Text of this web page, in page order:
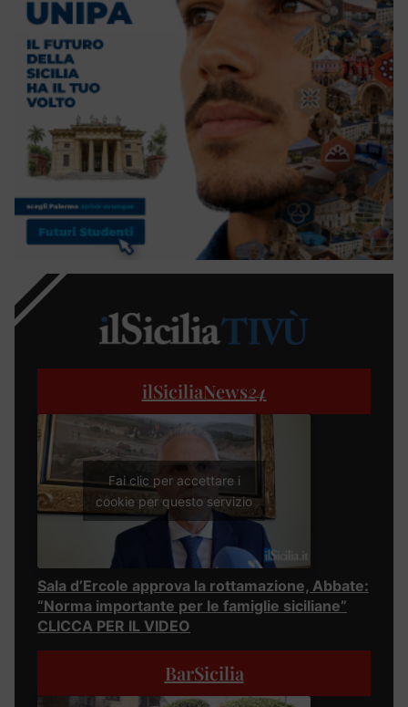
ilSiciliaNews24
Fai clic per accettare i
cookie per questo servizio
Sala d’Ercole approva la rottamazione, Abbate:
“Norma importante per le famiglie siciliane”
CLICCA PER IL VIDEO
BarSicilia